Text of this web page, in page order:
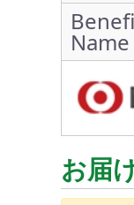
Name
お届